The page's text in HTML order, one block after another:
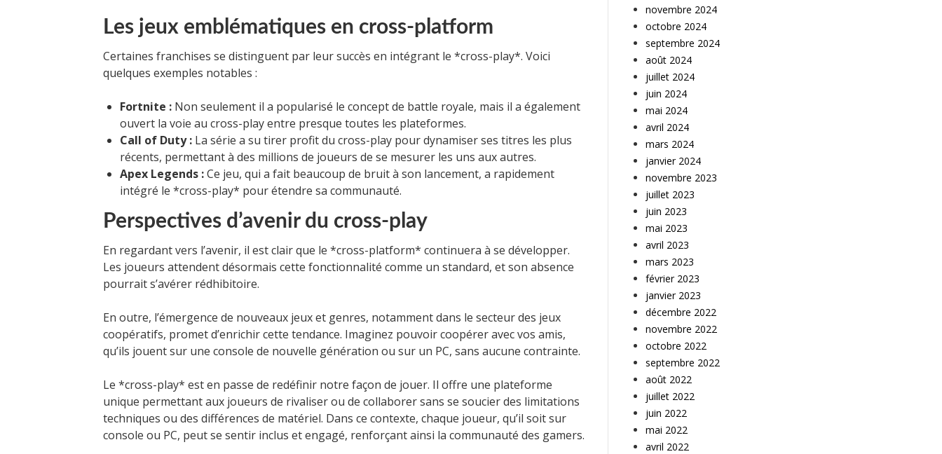
Les jeux emblématiques en cross-platform
Certaines franchises se distinguent par leur succès en intégrant le *cross-play*. Voici
quelques exemples notables :
Fortnite : Non seulement il a popularisé le concept de battle royale, mais il a également
ouvert la voie au cross-play entre presque toutes les plateformes.
Call of Duty : La série a su tirer profit du cross-play pour dynamiser ses titres les plus
récents, permettant à des millions de joueurs de se mesurer les uns aux autres.
Apex Legends :Ce jeu, qui a fait beaucoup de bruit à son lancement, a rapidement
intégré le *cross-play* pour étendre sa communauté.
Perspectives d’avenir du cross-play
En regardant vers l’avenir, il est clair que le *cross-platform* continuera à se développer.
Les joueurs attendent désormais cette fonctionnalité comme un standard, et son absence
pourrait s’avérer rédhibitoire.
En outre, l’émergence de nouveaux jeux et genres, notamment dans le secteur des jeux
coopératifs, promet d’enrichir cette tendance. Imaginez pouvoir coopérer avec vos amis,
qu’ils jouent sur une console de nouvelle génération ou sur un PC, sans aucune contrainte.
Le *cross-play* est en passe de redéfinir notre façon de jouer. Il offre une plateforme
unique permettant aux joueurs de rivaliser ou de collaborer sans se soucier des limitations
techniques ou des différences de matériel. Dans ce contexte, chaque joueur, qu’il soit sur
console ou PC, peut se sentir inclus et engagé, renforçant ainsi la communauté des gamers.
novembre 2024
octobre 2024
septembre 2024
août 2024
juillet 2024
juin 2024
mai 2024
avril 2024
mars 2024
janvier 2024
novembre 2023
juillet 2023
juin 2023
mai 2023
avril 2023
mars 2023
février 2023
janvier 2023
décembre 2022
novembre 2022
octobre 2022
septembre 2022
août 2022
juillet 2022
juin 2022
mai 2022
avril 2022